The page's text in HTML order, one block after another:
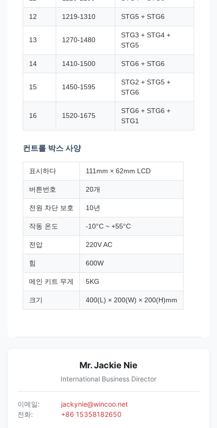
12 1219-1310 STG5 + STG6
13 1270-1480
STG3 + STG4 +
STG5
14 1410-1500 STG6 + STG6
15 1450-1595
STG2 + STG5 +
STG6
16 1520-1675
STG6 + STG6 +
STG1
컨트롤 박스 사양
표시하다 111mm × 62mm LCD
버튼번호 20개
전원 차단 보호 10년
작동 온도 -10°C ~ +55°C
전압 220V AC
힘 600W
메인 키트 무게 5KG
크기 400(L) × 200(W) × 200(H)mm
Mr. Jackie Nie
International Business Director
이메일:
jackynie@wincoo.net
전화:
+86 15358182650